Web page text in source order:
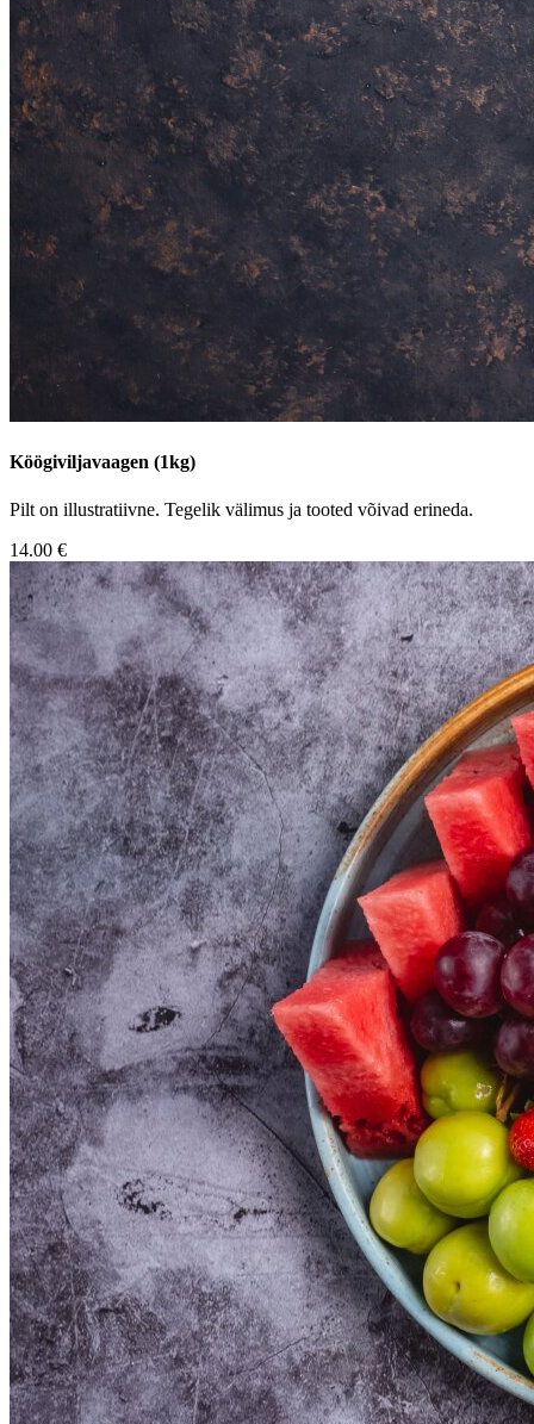
Köögiviljavaagen (1kg)
Pilt on illustratiivne. Tegelik välimus ja tooted võivad erineda.
14.00 €